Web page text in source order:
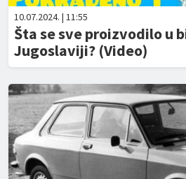
10.07.2024. | 11:55
Šta se sve proizvodilo u
Jugoslaviji? (Video)